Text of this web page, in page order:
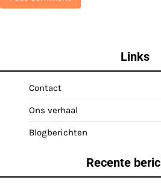
Links
Contact
Ons verhaal
Blogberichten
Recente